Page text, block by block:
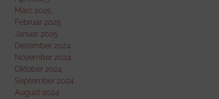
März 2025
Februar 2025
Januar 2025
Dezember 2024
November 2024
Oktober 2024
September 2024
August 2024